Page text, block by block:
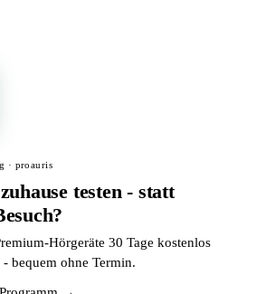
· proauris
testen - statt
Hörgeräte 30 Tage kostenlos
bequem ohne Termin.